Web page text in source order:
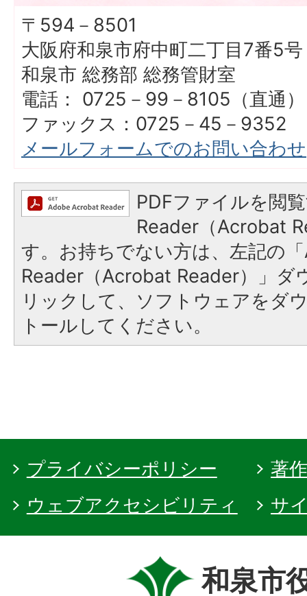
〒594－8501
大阪府和泉市府中町二丁目7番5号
和泉市 総務部 総務管財室
電話： 0725－99－8105（直通）
ファックス：0725－45－9352
メールフォームでのお問い合わせ
PDFファイルを閲
Reader（Acrobat
す。お持ちでない方は、左記の
Reader（Acrobat Reader）」ダ
リックして、ソフトウェアをダ
トールしてください。
プライバシーポリシー
著
ウェブアクセシビリティ
サ
和泉市